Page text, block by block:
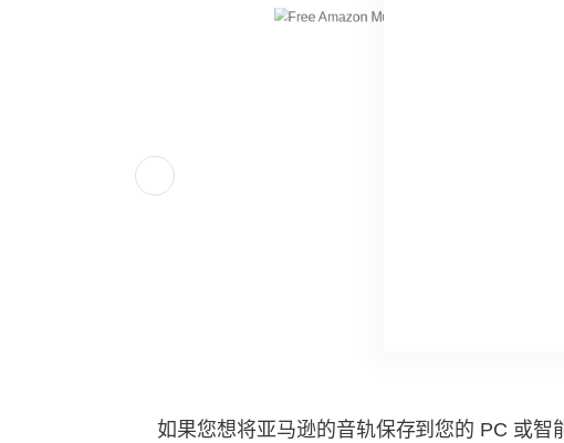
如果您想将亚马逊的音轨保存到您的 PC 或智